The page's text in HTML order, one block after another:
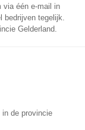
via één e-mail in
bedrijven tegelijk.
Gelderland.
in de provincie